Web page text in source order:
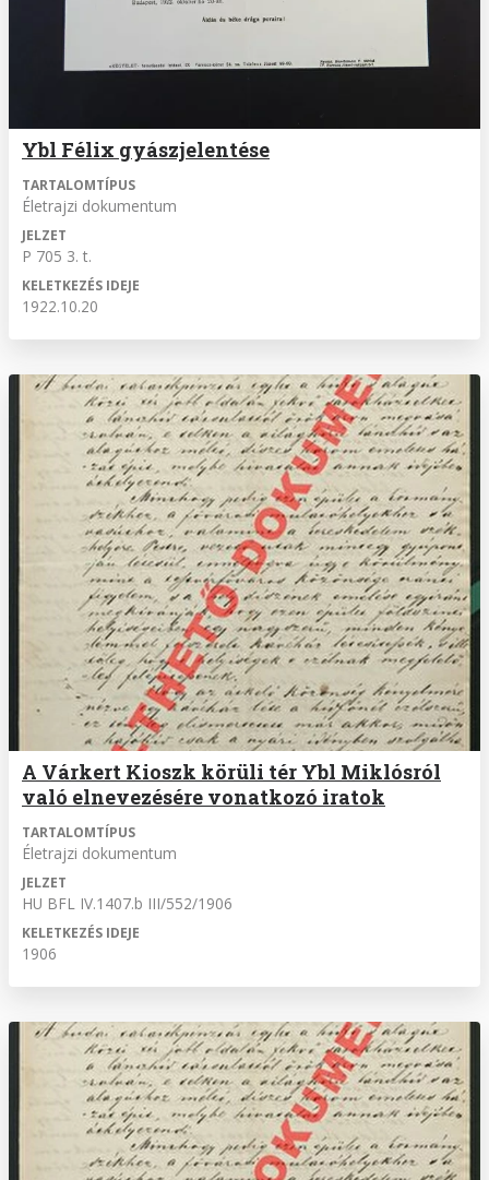
Ybl Félix gyászjelentése
TARTALOMTÍPUS
Életrajzi dokumentum
JELZET
P 705 3. t.
KELETKEZÉS IDEJE
1922.10.20
A Várkert Kioszk körüli tér Ybl Miklósról
való elnevezésére vonatkozó iratok
TARTALOMTÍPUS
Életrajzi dokumentum
JELZET
HU BFL IV.1407.b III/552/1906
KELETKEZÉS IDEJE
1906